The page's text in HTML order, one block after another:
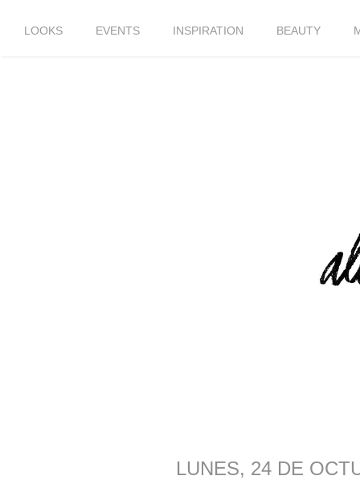
LOOKS EVENTS INSPIRATION BEAUTY
LUNES, 24 DE